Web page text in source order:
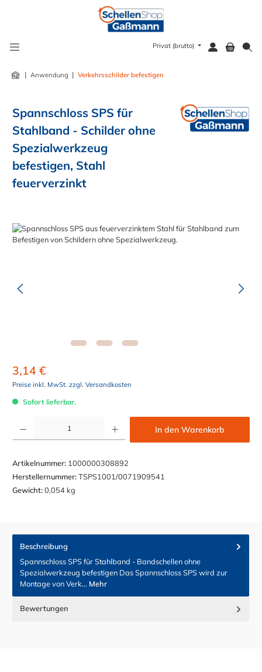
Privat (brutto)
| Anwendung | Verkehrsschilder befestigen
Spannschloss SPS für
Stahlband - Schilder ohne
Spezialwerkzeug
befestigen, Stahl
feuerverzinkt
Bildergalerie überspringen
3,14 €
Preise inkl. MwSt. zzgl. Versandkosten
Sofort lieferbar.
In den Warenkorb
Artikelnummer: 1000000308892
Herstellernummer:TSPS1001/0071909541
Gewicht:0,054 kg
Beschreibung
Spannschloss SPS für Stahlband - Bandschellen ohne
Spezialwerkzeug befestigen Das Spannschloss SPS wird zur
Montage von Verk… Mehr
Bewertungen